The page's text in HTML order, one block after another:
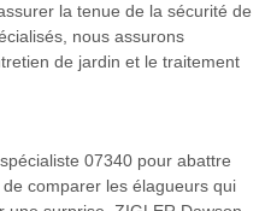
la tenue de la sécurité de
nous assurons
de jardin et le traitement
07340 pour abattre
comparer les élagueurs qui